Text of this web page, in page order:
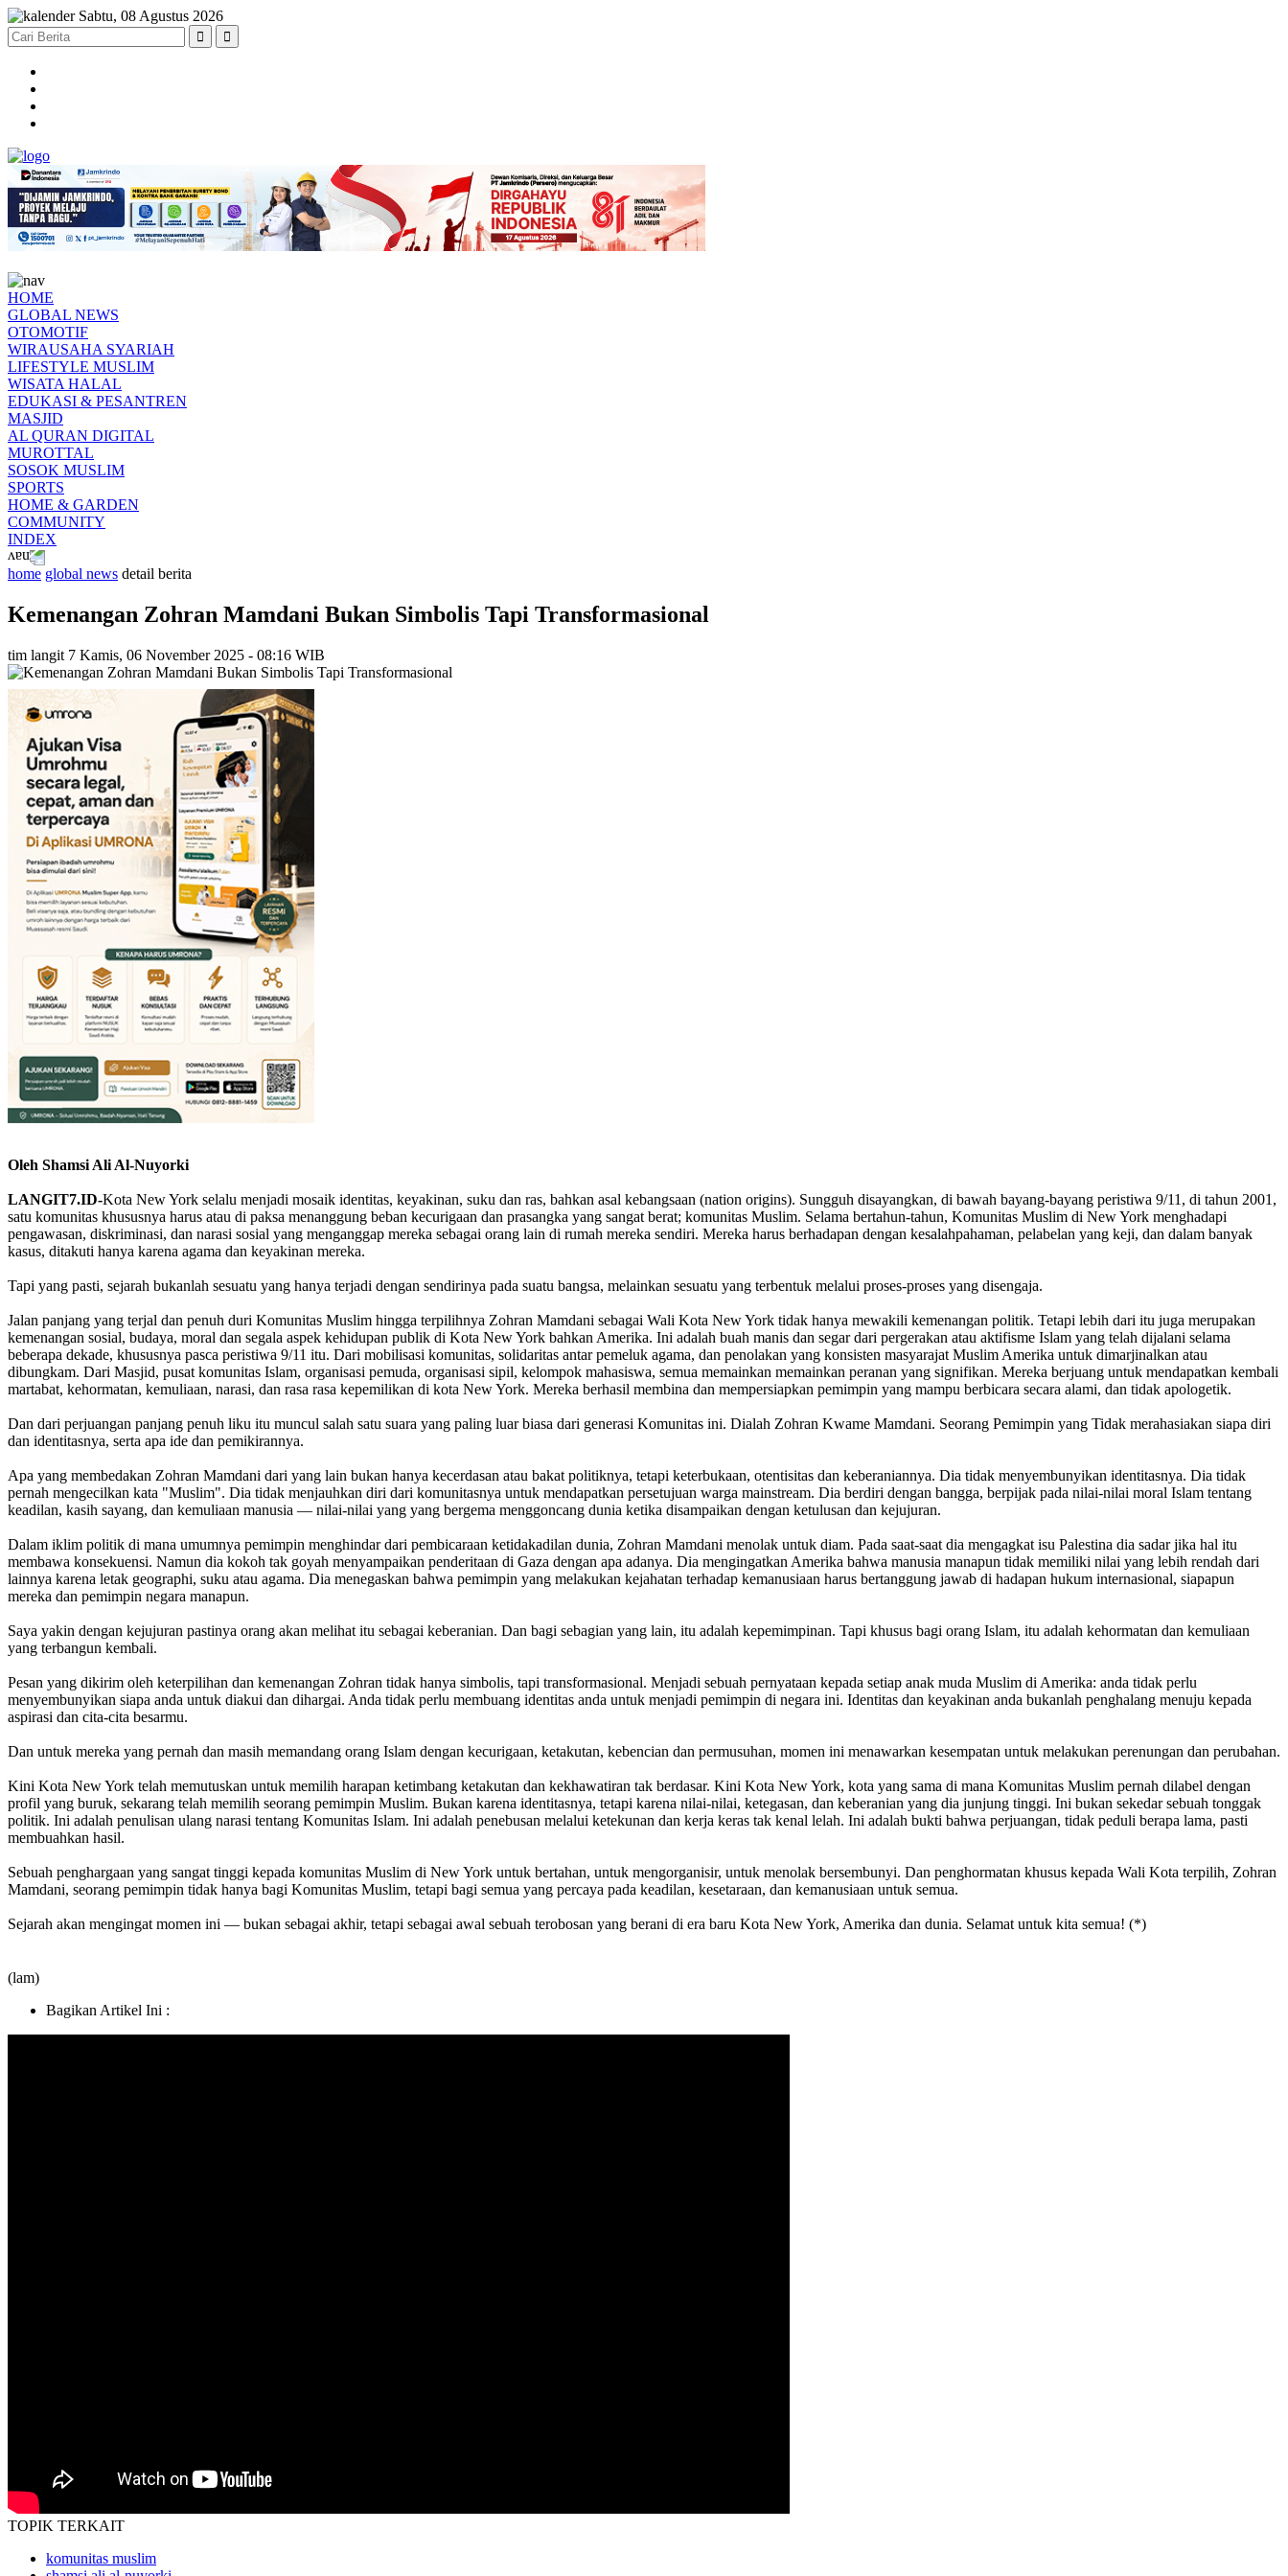
Sabtu, 08 Agustus 2026
HOME
GLOBAL NEWS
OTOMOTIF
WIRAUSAHA SYARIAH
LIFESTYLE MUSLIM
WISATA HALAL
EDUKASI & PESANTREN
MASJID
AL QURAN DIGITAL
MUROTTAL
SOSOK MUSLIM
SPORTS
HOME & GARDEN
COMMUNITY
INDEX
home global news detail berita
Kemenangan Zohran Mamdani Bukan Simbolis Tapi Transformasional
tim langit 7 Kamis, 06 November 2025 - 08:16 WIB
Oleh Shamsi Ali Al-Nuyorki
LANGIT7.ID-Kota New York selalu menjadi mosaik identitas, keyakinan, suku dan ras, bahkan asal kebangsaan (nation origins). Sungguh disayangkan, di bawah bayang-bayang peristiwa 9/11, di tahun 2001,
satu komunitas khususnya harus atau di paksa menanggung beban kecurigaan dan prasangka yang sangat berat; komunitas Muslim. Selama bertahun-tahun, Komunitas Muslim di New York menghadapi
pengawasan, diskriminasi, dan narasi sosial yang menganggap mereka sebagai orang lain di rumah mereka sendiri. Mereka harus berhadapan dengan kesalahpahaman, pelabelan yang keji, dan dalam banyak
kasus, ditakuti hanya karena agama dan keyakinan mereka.
Tapi yang pasti, sejarah bukanlah sesuatu yang hanya terjadi dengan sendirinya pada suatu bangsa, melainkan sesuatu yang terbentuk melalui proses-proses yang disengaja.
Jalan panjang yang terjal dan penuh duri Komunitas Muslim hingga terpilihnya Zohran Mamdani sebagai Wali Kota New York tidak hanya mewakili kemenangan politik. Tetapi lebih dari itu juga merupakan
kemenangan sosial, budaya, moral dan segala aspek kehidupan publik di Kota New York bahkan Amerika. Ini adalah buah manis dan segar dari pergerakan atau aktifisme Islam yang telah dijalani selama
beberapa dekade, khususnya pasca peristiwa 9/11 itu. Dari mobilisasi komunitas, solidaritas antar pemeluk agama, dan penolakan yang konsisten masyarajat Muslim Amerika untuk dimarjinalkan atau
dibungkam. Dari Masjid, pusat komunitas Islam, organisasi pemuda, organisasi sipil, kelompok mahasiswa, semua memainkan memainkan peranan yang signifikan. Mereka berjuang untuk mendapatkan kembali
martabat, kehormatan, kemuliaan, narasi, dan rasa rasa kepemilikan di kota New York. Mereka berhasil membina dan mempersiapkan pemimpin yang mampu berbicara secara alami, dan tidak apologetik.
Dan dari perjuangan panjang penuh liku itu muncul salah satu suara yang paling luar biasa dari generasi Komunitas ini. Dialah Zohran Kwame Mamdani. Seorang Pemimpin yang Tidak merahasiakan siapa diri
dan identitasnya, serta apa ide dan pemikirannya.
Apa yang membedakan Zohran Mamdani dari yang lain bukan hanya kecerdasan atau bakat politiknya, tetapi keterbukaan, otentisitas dan keberaniannya. Dia tidak menyembunyikan identitasnya. Dia tidak
pernah mengecilkan kata "Muslim". Dia tidak menjauhkan diri dari komunitasnya untuk mendapatkan persetujuan warga mainstream. Dia berdiri dengan bangga, berpijak pada nilai-nilai moral Islam tentang
keadilan, kasih sayang, dan kemuliaan manusia — nilai-nilai yang yang bergema menggoncang dunia ketika disampaikan dengan ketulusan dan kejujuran.
Dalam iklim politik di mana umumnya pemimpin menghindar dari pembicaraan ketidakadilan dunia, Zohran Mamdani menolak untuk diam. Pada saat-saat dia mengagkat isu Palestina dia sadar jika hal itu
membawa konsekuensi. Namun dia kokoh tak goyah menyampaikan penderitaan di Gaza dengan apa adanya. Dia mengingatkan Amerika bahwa manusia manapun tidak memiliki nilai yang lebih rendah dari
lainnya karena letak geographi, suku atau agama. Dia menegaskan bahwa pemimpin yang melakukan kejahatan terhadap kemanusiaan harus bertanggung jawab di hadapan hukum internasional, siapapun
mereka dan pemimpin negara manapun.
Saya yakin dengan kejujuran pastinya orang akan melihat itu sebagai keberanian. Dan bagi sebagian yang lain, itu adalah kepemimpinan. Tapi khusus bagi orang Islam, itu adalah kehormatan dan kemuliaan
yang terbangun kembali.
Pesan yang dikirim oleh keterpilihan dan kemenangan Zohran tidak hanya simbolis, tapi transformasional. Menjadi sebuah pernyataan kepada setiap anak muda Muslim di Amerika: anda tidak perlu
menyembunyikan siapa anda untuk diakui dan dihargai. Anda tidak perlu membuang identitas anda untuk menjadi pemimpin di negara ini. Identitas dan keyakinan anda bukanlah penghalang menuju kepada
aspirasi dan cita-cita besarmu.
Dan untuk mereka yang pernah dan masih memandang orang Islam dengan kecurigaan, ketakutan, kebencian dan permusuhan, momen ini menawarkan kesempatan untuk melakukan perenungan dan perubahan.
Kini Kota New York telah memutuskan untuk memilih harapan ketimbang ketakutan dan kekhawatiran tak berdasar. Kini Kota New York, kota yang sama di mana Komunitas Muslim pernah dilabel dengan
profil yang buruk, sekarang telah memilih seorang pemimpin Muslim. Bukan karena identitasnya, tetapi karena nilai-nilai, ketegasan, dan keberanian yang dia junjung tinggi. Ini bukan sekedar sebuah tonggak
politik. Ini adalah penulisan ulang narasi tentang Komunitas Islam. Ini adalah penebusan melalui ketekunan dan kerja keras tak kenal lelah. Ini adalah bukti bahwa perjuangan, tidak peduli berapa lama, pasti
membuahkan hasil.
Sebuah penghargaan yang sangat tinggi kepada komunitas Muslim di New York untuk bertahan, untuk mengorganisir, untuk menolak bersembunyi. Dan penghormatan khusus kepada Wali Kota terpilih, Zohran
Mamdani, seorang pemimpin tidak hanya bagi Komunitas Muslim, tetapi bagi semua yang percaya pada keadilan, kesetaraan, dan kemanusiaan untuk semua.
Sejarah akan mengingat momen ini — bukan sebagai akhir, tetapi sebagai awal sebuah terobosan yang berani di era baru Kota New York, Amerika dan dunia. Selamat untuk kita semua! (*)
(lam)
Bagikan Artikel Ini :
TOPIK TERKAIT
komunitas muslim